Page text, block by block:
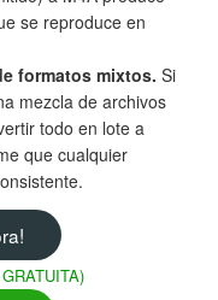
se reproduce en
formatos mixtos. Si
mezcla de archivos
todo en lote a
que cualquier